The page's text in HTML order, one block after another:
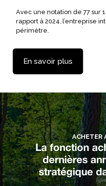
Avec une notation de 77 sur
rapport à 2024, l’entreprise
périmètre.
En savoir plus
ACHETER
La fonction
dernières
stratégique